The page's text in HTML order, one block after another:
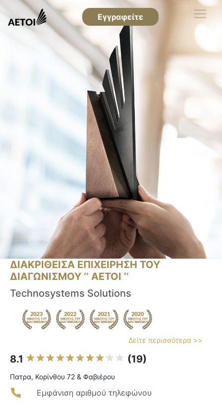
Εγγραφείτε
ΔΙΑΚΡΙΘΕΙΣΑ ΕΠΙΧΕΙΡΗΣΗ ΤΟΥ
ΔΙΑΓΩΝΙΣΜΟΥ ‘’ ΑΕΤΟΙ ‘’
Technosystems Solutions
Δείτε περισσότερα >>
8.1 (19)
Πατρα, Κορίνθου 72 & Φαβιέρου
Εμφάνιση αριθμού τηλεφώνου